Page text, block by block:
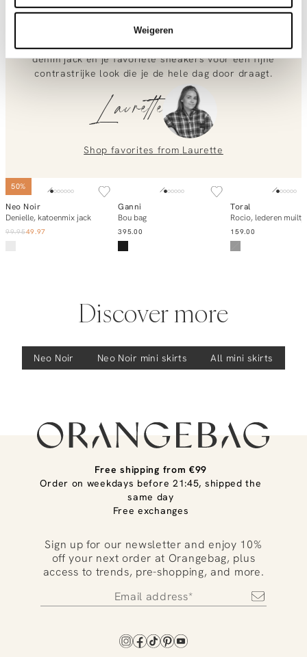
Weigeren
Do you have any questions about our products or need help
info@orangebag.com
0851 303631 (Mon–Fri: 09:00–17:00). We’re happy to help!
zomerfavoriet. De gesmokte taille zorgt voor een
prachtige pasvorm en de speelse laagjes geven het item
denim jack en je favoriete sneakers voor een fijne
contrastrijke look die je de hele dag door draagt.
Laurette
Shop favorites from Laurette
50%
Add to cart
Neo Noir
Denielle, katoenmix jack
99.9549.97
Add to cart
Ganni
Bou bag
395.00
Notify
Toral
Rocio, lederen
159.00
Discover more
Neo Noir Neo Noir mini skirts All mini skirts
Free shipping from €99
Order on weekdays before 21:45, shipped the
same day
Free exchanges
Sign up for our newsletter and enjoy 10%
off your next order at Orangebag, plus
access to trends, pre-shopping, and more.